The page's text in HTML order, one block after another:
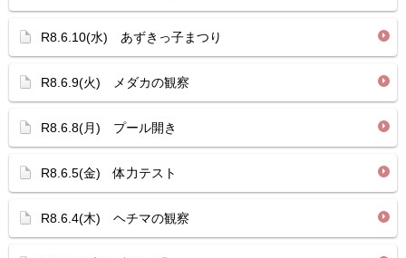
R8.6.10(水) あずきっ子まつり
R8.6.9(火) メダカの観察
R8.6.8(月) プール開き
R8.6.5(金) 体力テスト
R8.6.4(木) ヘチマの観察